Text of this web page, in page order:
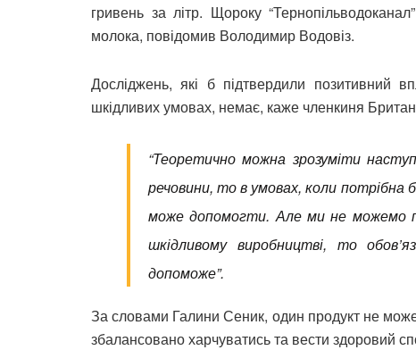
гривень за літр. Щороку
молока, повідомив Володимир Водовіз.
Досліджень, які б підтвердили
шкідливих умовах, немає, каже членкиня
“Теоретично можна зрозуміти
речовини, то в умовах, коли потрібна
може допомогти. Але ми не можемо
шкідливому виробництві, то
допоможе”.
За словами Галини Сеник, один продукт не може
збалансовано харчуватись та вести здоровий